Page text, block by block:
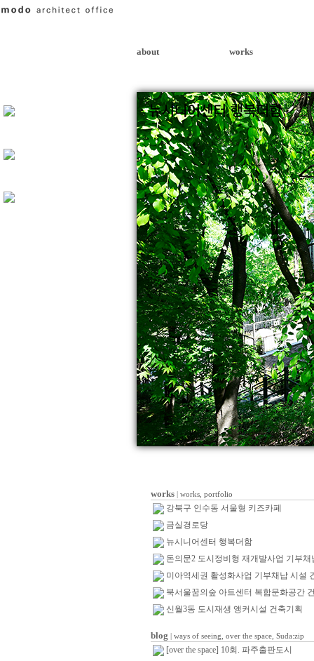
about works
works works, portfolio
강북구 인수동 서울형 키즈카페
금실경로당
뉴시니어센터 행복더함
돈의문2 도시정비형 재개발사업 기부
미아역세권 활성화사업 기부채납 시설
북서울꿈의숲 아트센터 복합문화공간
신월3동 도시재생 앵커시설 건축기획
blog ways of seeing, over the space, Suda:zip
[over the space] 10회. 파주출판도시